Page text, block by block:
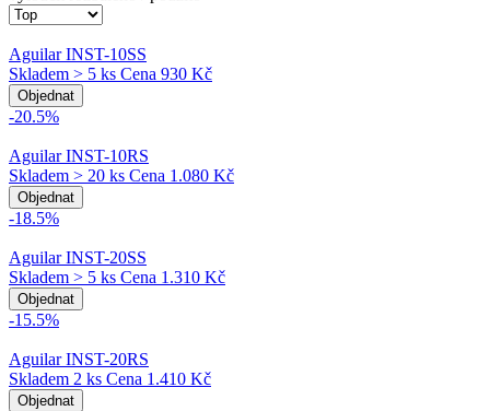
Aguilar INST-10SS
Skladem > 5 ks Cena 930 Kč
Objednat
-20.5%
Aguilar INST-10RS
Skladem > 20 ks Cena 1.080 Kč
Objednat
-18.5%
Aguilar INST-20SS
Skladem > 5 ks Cena 1.310 Kč
Objednat
-15.5%
Aguilar INST-20RS
Skladem 2 ks Cena 1.410 Kč
Objednat